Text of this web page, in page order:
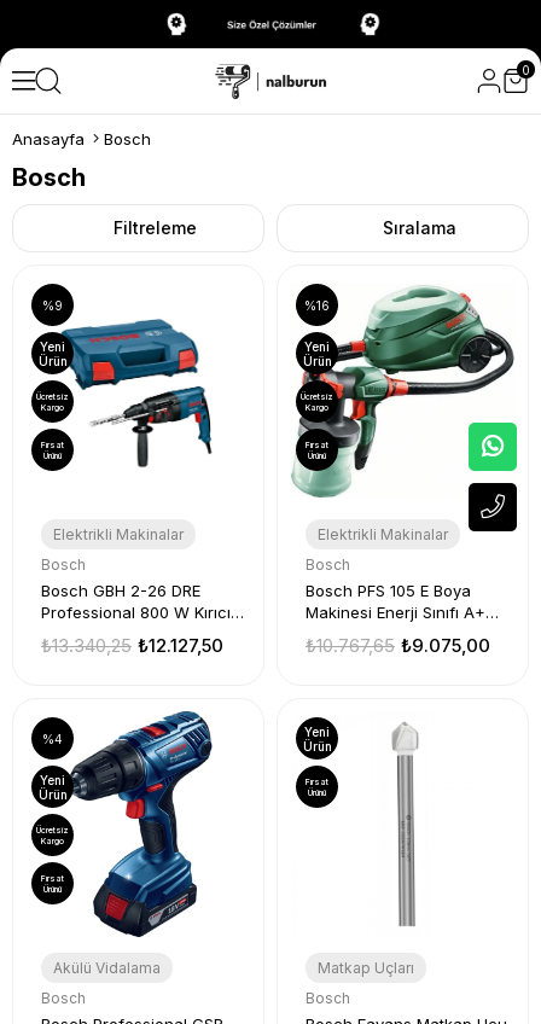
0
Anasayfa Bosch
Bosch
Filtreleme Sıralama
Elektrikli Makinalar
Bosch
Bosch GBH 2-26 DRE
Professional 800 W Kırıcı
₺12.127,50
₺13.340,25
%9
Yeni
Ürün
Ücretsiz
Kargo
Fırsat
Ürünü
Elektrikli Makinalar
Bosch
Bosch PFS 105 E Boya
Makinesi Enerji Sınıfı A+
₺9.075,00
₺10.767,65
%16
Yeni
Ürün
Ücretsiz
Kargo
Fırsat
Ürünü
Akülü Vidalama
Bosch
%4
Yeni
Ürün
Ücretsiz
Kargo
Fırsat
Ürünü
Matkap Uçları
Bosch
Yeni
Ürün
Fırsat
Ürünü